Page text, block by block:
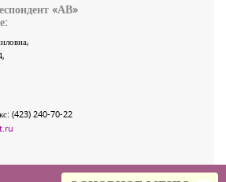
«АВ»
(423) 240-70-22